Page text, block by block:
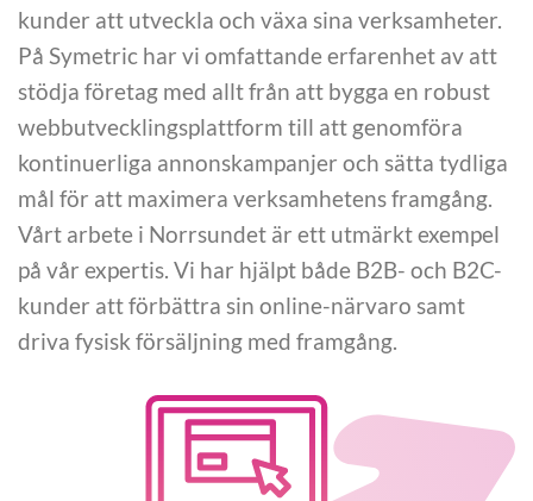
kunder att utveckla och växa sina verksamheter.
På Symetric har vi omfattande erfarenhet av att
stödja företag med allt från att bygga en robust
webbutvecklingsplattform till att genomföra
kontinuerliga annonskampanjer och sätta tydliga
mål för att maximera verksamhetens framgång.
Vårt arbete i Norrsundet är ett utmärkt exempel
på vår expertis. Vi har hjälpt både B2B- och B2C-
kunder att förbättra sin online-närvaro samt
driva fysisk försäljning med framgång.